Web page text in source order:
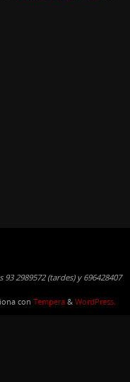
2989572 (tardes) y 696428407
con Tempera & WordPress.